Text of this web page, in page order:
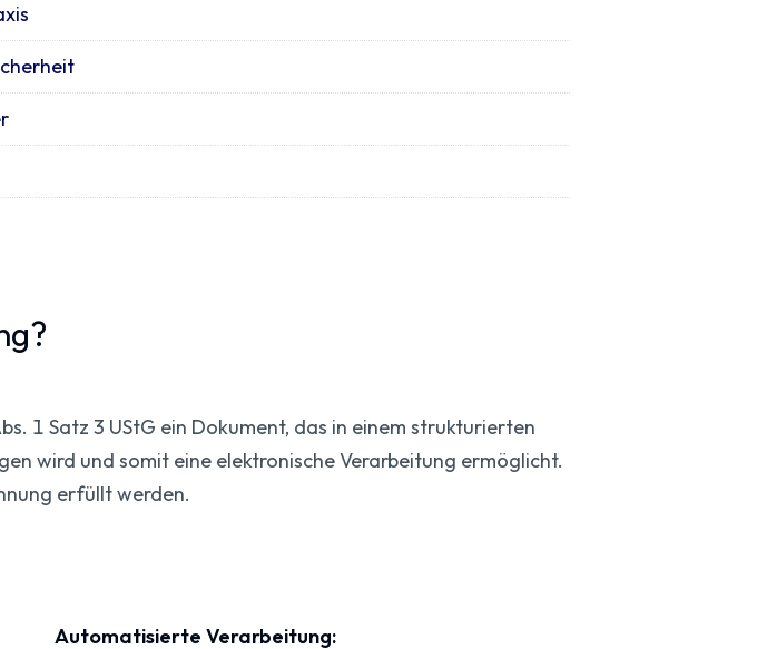
1 Satz 3 UStG ein Dokument, das in einem strukturierten
wird und somit eine elektronische Verarbeitung ermöglicht.
erfüllt werden.
Automatisierte Verarbeitung: